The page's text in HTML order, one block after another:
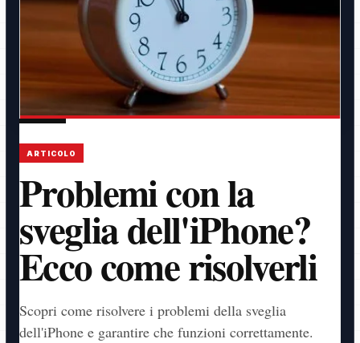
ARTICOLO
Problemi con la
sveglia dell'iPhone?
Ecco come risolverli
Scopri come risolvere i problemi della sveglia
dell'iPhone e garantire che funzioni correttamente.